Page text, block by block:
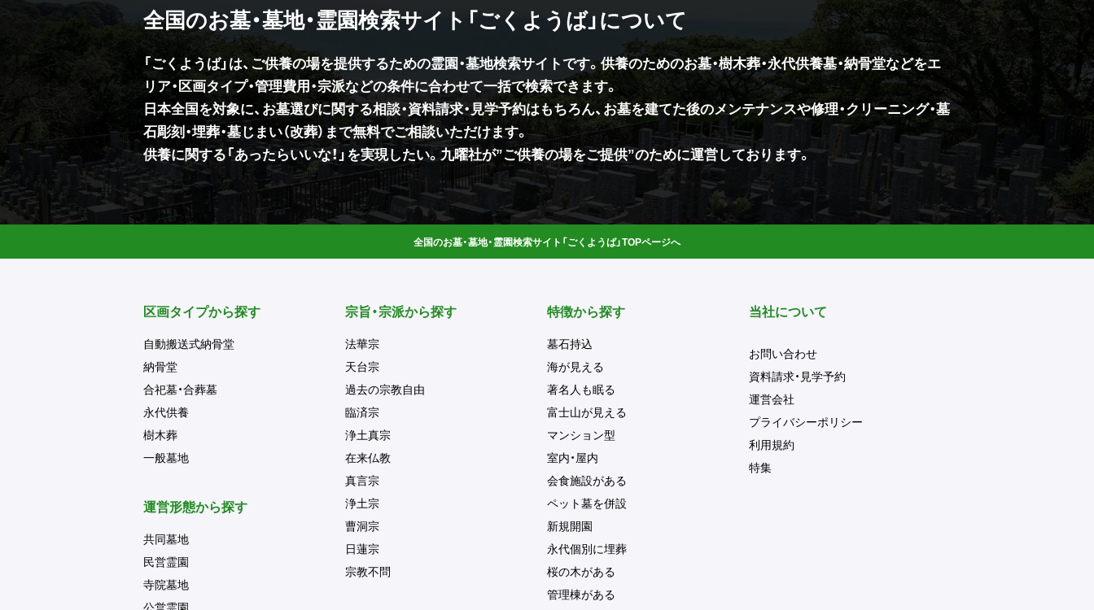
全国のお墓・墓地・霊園検索サイト「ごくようば」について
「ごくようば」は、ご供養の場を提供するための霊園・墓地検索サイトです。供養のためのお墓・樹木葬・永代供養墓・納骨堂などをエ
リア・区画タイプ・管理費用・宗派などの条件に合わせて一括で検索できます。
日本全国を対象に、お墓選びに関する相談・資料請求・見学予約はもちろん、お墓を建てた後のメンテナンスや修理・クリーニング・墓
石彫刻・埋葬・墓じまい（改葬）まで無料でご相談いただけます。
供養に関する「あったらいいな！」を実現したい。九曜社が”ご供養の場をご提供”のために運営しております。
全国のお墓・墓地・霊園検索サイト「ごくようば」TOPページへ
区画タイプから探す
自動搬送式納骨堂
納骨堂
合祀墓・合葬墓
永代供養
樹木葬
一般墓地
運営形態から探す
共同墓地
民営霊園
寺院墓地
宗旨・宗派から探す
法華宗
天台宗
過去の宗教自由
臨済宗
浄土真宗
在来仏教
真言宗
浄土宗
曹洞宗
日蓮宗
宗教不問
特徴から探す
墓石持込
海が見える
著名人も眠る
富士山が見える
マンション型
室内・屋内
会食施設がある
ペット墓を併設
新規開園
永代個別に埋葬
桜の木がある
管理棟がある
当社について
お問い合わせ
資料請求・見学予約
運営会社
プライバシーポリシー
利用規約
特集